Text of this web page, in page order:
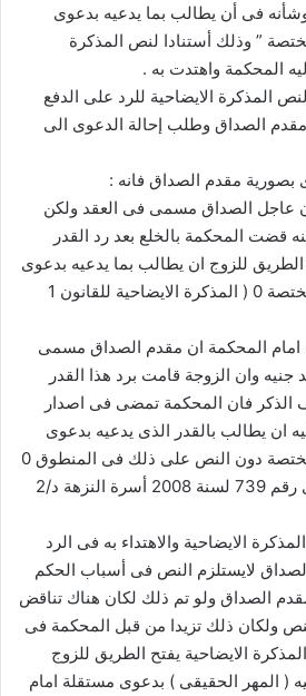
فى أن يطالب بما يدعيه بدعوى
” وذلك أستنادا لنص المذكرة
المحكمة واهتدت به .
المذكرة الايضاحية للرد على الدفع
الصداق وطلب إحالة الدعوى الى
بصورية مقدم الصداق فانه :
عاجل الصداق مسمى فى العقد ولكن
قضت المحكمة بالخلع بعد رد القدر
للزوج ان يطالب بما يدعيه بدعوى
مستقلة امام المحكمة المختصة 0 ( المذكرة الايضاحية للقانون 1
امام المحكمة ان مقدم الصداق مسمى
وان الزوجة قامت برد هذا القدر
الذكر فان المحكمة تمضى فى اصدار
ان يطالب بالقدر الذى يدعيه بدعوى
دون النص على ذلك فى المنطوق 0
(الحكم الصادر فى الدعوى رقم 739 لسنة 2008 أسرة النزهة د/2
الايضاحية والاهتداء به فى الرد
لايستلزم النص فى أسباب الحكم
الصداق ولو تم ذلك لكان هناك تناقض
ولكان ذلك تزيدا من قبل المحكمة فى
الايضاحية يفتح الطريق للزوج
( المهر الحقيقى ) بدعوى مستقلة امام